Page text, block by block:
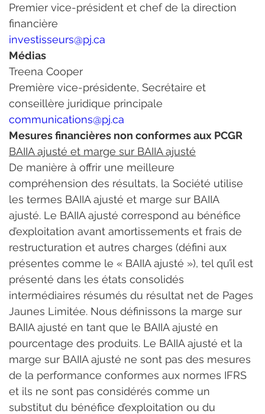
Premier vice-président et chef de la direction
financière
investisseurs@pj.ca
Médias
Treena Cooper
Première vice-présidente, Secrétaire et
conseillère juridique principale
communications@pj.ca
Mesures financières non conformes aux PCGR
BAIIA ajusté et marge sur BAIIA ajusté
De manière à offrir une meilleure
compréhension des résultats, la Société utilise
les termes BAIIA ajusté et marge sur BAIIA
ajusté. Le BAIIA ajusté correspond au bénéfice
d’exploitation avant amortissements et frais de
restructuration et autres charges (défini aux
présentes comme le « BAIIA ajusté »), tel qu’il est
présenté dans les états consolidés
intermédiaires résumés du résultat net de Pages
Jaunes Limitée. Nous définissons la marge sur
BAIIA ajusté en tant que le BAIIA ajusté en
pourcentage des produits. Le BAIIA ajusté et la
marge sur BAIIA ajusté ne sont pas des mesures
de la performance conformes aux normes IFRS
et ils ne sont pas considérés comme un
substitut du bénéfice d’exploitation ou du